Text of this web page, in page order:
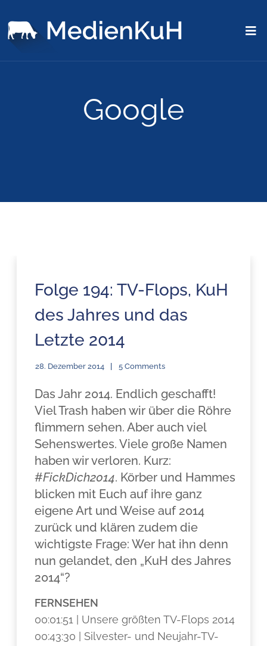
Google
Folge 194: TV-Flops, KuH
des Jahres und das
Letzte 2014
28. Dezember 2014 5 Comments
Das Jahr 2014. Endlich geschafft!
Viel Trash haben wir über die Röhre
flimmern sehen. Aber auch viel
Sehenswertes. Viele große Namen
haben wir verloren. Kurz:
#FickDich2014. Körber und Hammes
blicken mit Euch auf ihre ganz
eigene Art und Weise auf 2014
zurück und klären zudem die
wichtigste Frage: Wer hat ihn denn
nun gelandet, den „KuH des Jahres
2014“?
FERNSEHEN
00:01:51 | Unsere größten TV-Flops 2014
00:43:30 | Silvester- und Neujahr-TV-